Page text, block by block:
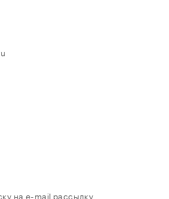
на e-mail рассылку